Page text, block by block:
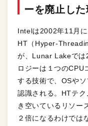
ーを廃止した
Intelは2002年11月
HT（Hyper-
が、Lunar Lakeでは
ロジーは１つのCPU
する技術で、OSや
認識される。HTテ
き空いているリソー
２倍になるわけでは